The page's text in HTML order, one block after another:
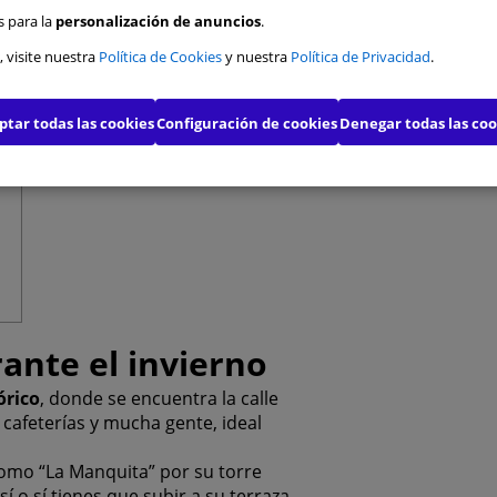
el invierno
, donde se encuentra la calle
y mucha gente, ideal
“La Manquita” por su torre
para la personalización de anuncios.
visite nuestra Política de Cookiesy nuestra Política de Privacidad.
Configuración de cookiesDenegar todas las
todas las cookies
de funcionalidad
de publicidad